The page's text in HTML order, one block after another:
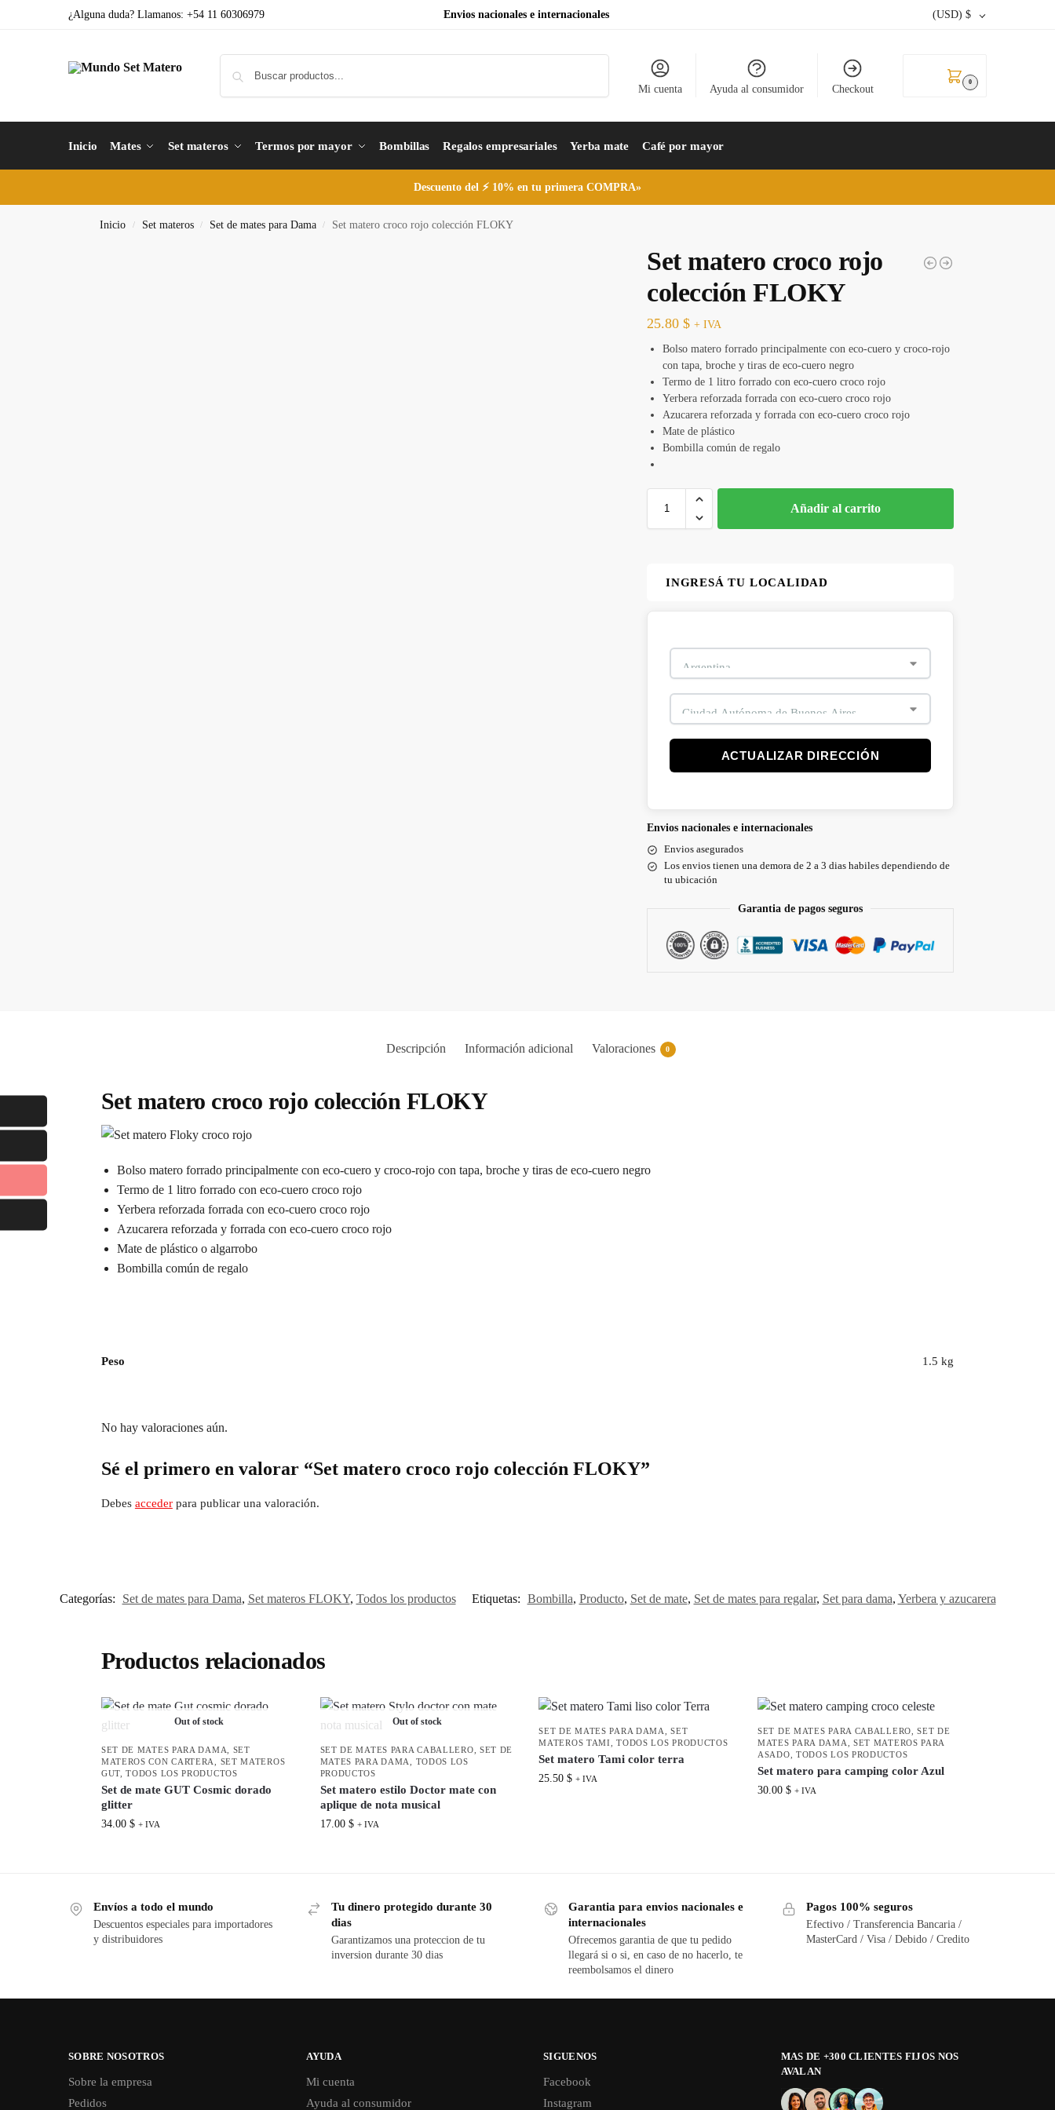
¿Alguna duda? Llamanos: +54 11 60306979 Envios nacionales e internacionales (USD) $
Mi cuenta Ayuda al consumidor Checkout
0
Inicio Mates Set materos Termos por mayor Bombillas Regalos empresariales Yerba mate Café por mayor
Descuento del ⚡ 10% en tu primera COMPRA»
Inicio / Set materos / Set de mates para Dama / Set matero croco rojo colección FLOKY
Set matero croco rojo
colección FLOKY
25.80$ + IVA
Bolso matero forrado principalmente con eco-cuero y croco-rojo
con tapa, broche y tiras de eco-cuero negro
Termo de 1 litro forrado con eco-cuero croco rojo
Yerbera reforzada forrada con eco-cuero croco rojo
Azucarera reforzada y forrada con eco-cuero croco rojo
Mate de plástico
Bombilla común de regalo
Añadir al carrito
INGRESÁ TU LOCALIDAD
ACTUALIZAR DIRECCIÓN
Envios nacionales e internacionales
Envios asegurados
Los envios tienen una demora de 2 a 3 dias habiles dependiendo de
tu ubicación
Garantia de pagos seguros
Descripción Información adicional Valoraciones 0
Set matero croco rojo colección FLOKY
Bolso matero forrado principalmente con eco-cuero y croco-rojo con tapa, broche y tiras de eco-cuero negro
Termo de 1 litro forrado con eco-cuero croco rojo
Yerbera reforzada forrada con eco-cuero croco rojo
Azucarera reforzada y forrada con eco-cuero croco rojo
Mate de plástico o algarrobo
Bombilla común de regalo
Peso 1.5 kg
No hay valoraciones aún.
Sé el primero en valorar “Set matero croco rojo colección FLOKY”
Debes accederpara publicar una valoración.
Categorías: Set de mates para Dama, Set materos FLOKY, Todos los productos Etiquetas: Bombilla, Producto, Set de mate, Set de mates para regalar, Set para dama, Yerbera y azucarera
Productos relacionados
Out of stock
SET DE MATES PARA DAMA
SET
MATEROS CON CARTERA
SET MATEROS
GUT,TODOS LOS PRODUCTOS
Set de mate GUT Cosmic dorado
glitter
34.00 $ + IVA
Out of stock
SET DE MATES PARA CABALLERO
SET DE
MATES PARA DAMA
TODOS LOS
PRODUCTOS
Set matero estilo Doctor mate con
aplique de nota musical
17.00 $ + IVA
SET DE MATES PARA DAMA ,SET
MATEROS TAMI
,TODOS LOS PRODUCTOS
Set matero Tami color terra
25.50$ + IVA
SET DE MATES PARA CABALLERO ,SET DE
MATES PARA DAMA
SET MATEROS PARA
ASADO
TODOS LOS PRODUCTOS
Set matero para camping color Azul
30.00$ + IVA
Envíos a todo el mundo
Descuentos especiales para importadores
y distribuidores
Tu dinero protegido durante 30
dias
Garantizamos una proteccion de tu
inversion durante 30 dias
Garantia para envios nacionales e
internacionales
Ofrecemos garantia de que tu pedido
llegará si o si, en caso de no hacerlo, te
reembolsamos el dinero
Pagos 100% seguros
Efectivo / Transferencia Bancaria /
MasterCard / Visa / Debido / Credito
SOBRE NOSOTROS
Sobre la empresa
Pedidos
AYUDA
Mi cuenta
Ayuda al consumidor
SIGUENOS
Facebook
Instagram
MAS DE +300 CLIENTES FIJOS NOS
AVALAN